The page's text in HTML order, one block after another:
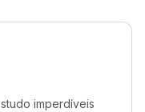
imperdíveis